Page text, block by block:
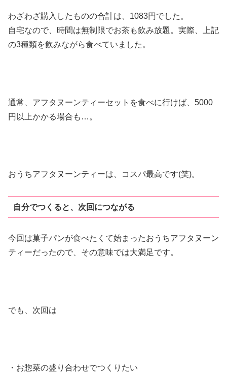
わざわざ購入したものの合計は、1083円でした。
自宅なので、時間は無制限でお茶も飲み放題。実際、上記
の3種類を飲みながら食べていました。
通常、アフタヌーンティーセットを食べに行けば、5000
円以上かかる場合も…。
おうちアフタヌーンティーは、コスパ最高です(笑)。
自分でつくると、次回につながる
今回は菓子パンが食べたくて始まったおうちアフタヌーン
ティーだったので、その意味では大満足です。
でも、次回は
・お惣菜の盛り合わせでつくりたい